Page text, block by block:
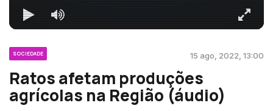
SOCIEDADE 15 ago, 2022, 13:00
Ratos afetam produções
agrícolas na Região (áudio)